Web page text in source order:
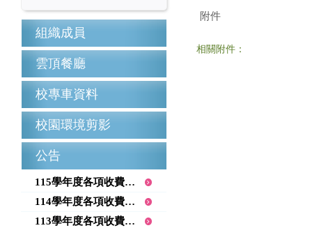
組織成員
雲頂餐廳
校專車資料
校園環境剪影
公告
115學年度各項收費項目公告
114學年度各項收費項目公告
113學年度各項收費項目公告
附件
相關附件：